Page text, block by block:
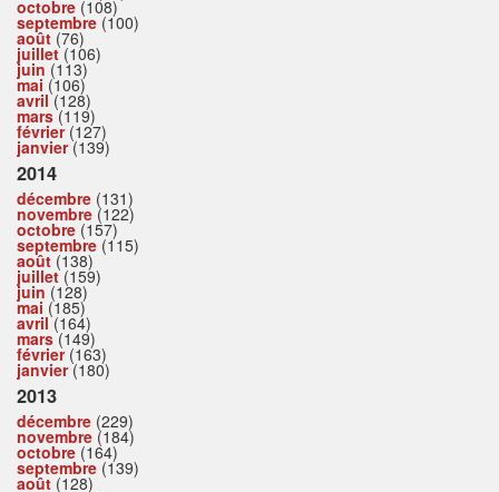
octobre (108)
septembre (100)
août (76)
juillet(106)
juin (113)
mai (106)
avril(128)
mars(119)
février(127)
janvier(139)
2014
décembre (131)
novembre (122)
octobre (157)
septembre (115)
août (138)
juillet(159)
juin (128)
mai (185)
avril(164)
mars(149)
février(163)
janvier(180)
2013
décembre (229)
novembre (184)
octobre (164)
septembre (139)
août (128)